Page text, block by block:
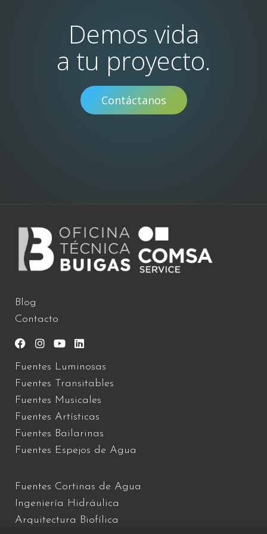
Demos vida
a tu proyecto.
Contáctanos
Blog
Contacto
Fuentes Luminosas
Fuentes Transitables
Fuentes Musicales
Fuentes Artísticas
Fuentes Bailarinas
Fuentes Espejos de Agua
Fuentes Cortinas de Agua
Ingeniería Hidráulica
Arquitectura Biofílica